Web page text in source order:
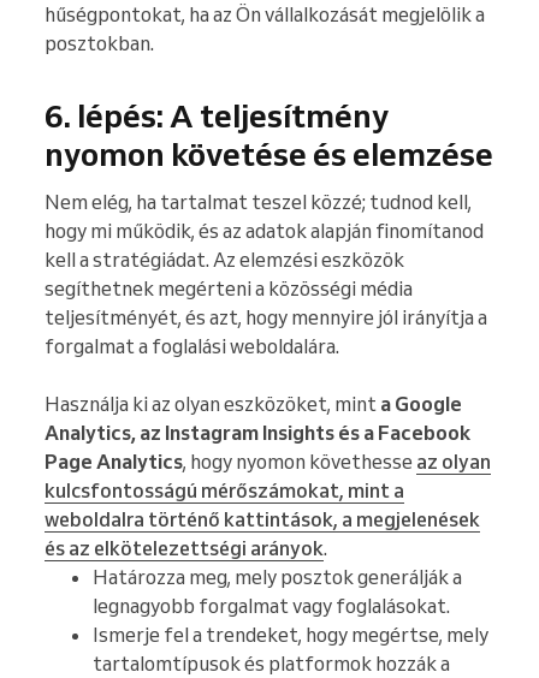
hűségpontokat, ha az Ön vállalkozását megjelölik a
posztokban.
6. lépés: A teljesítmény
nyomon követése és elemzése
Nem elég, ha tartalmat teszel közzé; tudnod kell,
hogy mi működik, és az adatok alapján finomítanod
kell a stratégiádat. Az elemzési eszközök
segíthetnek megérteni a közösségi média
teljesítményét, és azt, hogy mennyire jól irányítja a
forgalmat a foglalási weboldalára.
Használja ki az olyan eszközöket, minta Google
Analytics, az Instagram Insights és a Facebook
Page Analytics, hogy nyomon követhesse az olyan
kulcsfontosságú mérőszámokat, mint a
weboldalra történő kattintások, a megjelenések
és az elkötelezettségi arányok.
Határozza meg, mely posztok generálják a
legnagyobb forgalmat vagy foglalásokat.
Ismerje fel a trendeket, hogy megértse, mely
tartalomtípusok és platformok hozzák a